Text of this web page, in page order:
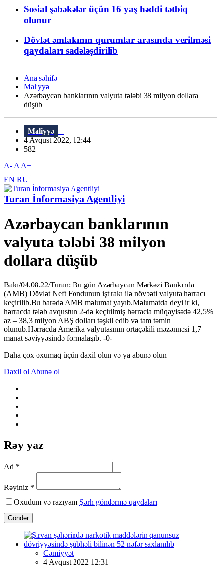
Sosial şəbəkələr üçün 16 yaş həddi tətbiq
olunur
Dövlət əmlakının qurumlar arasında verilməsi
qaydaları sadələşdirilib
Ana səhifə
Maliyyə
Azərbaycan banklarının valyuta tələbi 38 milyon dollara
düşüb
Maliyyə
4 Avqust 2022, 12:44
582
A- A A+
EN RU
Turan İnformasiya Agentliyi
Azərbaycan banklarının
valyuta tələbi 38 milyon
dollara düşüb
Bakı/04.08.22/Turan: Bu gün Azərbaycan Mərkəzi Bankında
(AMB) Dövlət Neft Fondunun iştirakı ilə növbəti valyuta hərracı
keçirilib.Bu barədə AMB məlumat yayıb.Məlumatda deyilir ki,
hərracda tələb avqustun 2-də keçirilmiş hərracla müqayisədə 42,5%
az – 38,3 milyon ABŞ dolları təşkil edib və tam təmin
olunub.Hərracda Amerika valyutasının ortaçəkili məzənnəsi 1,7
manat səviyyəsində formalaşıb. -0-
Daha çox oxumaq üçün daxil olun və ya abunə olun
Daxil ol Abunə ol
Rəy yaz
Ad *
Rəyiniz *
Oxudum və razıyam Şərh göndərmə qaydaları
Göndər
Cəmiyyət
4 Avqust 2022 12:31